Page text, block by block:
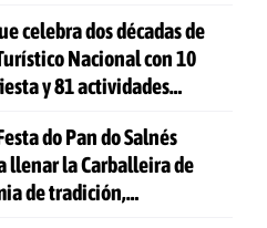
celebra dos décadas de
Nacional con 10
y 81 actividades
do Pan do Salnés
llenar la Carballeira de
de tradición,